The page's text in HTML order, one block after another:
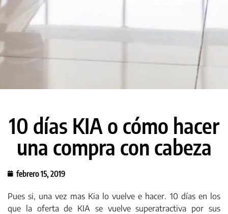
10 días KIA o cómo hacer
una compra con cabeza
febrero 15, 2019
Pues si, una vez mas Kia lo vuelve e hacer. 10 días en los
que la oferta de KIA se vuelve superatractiva por sus